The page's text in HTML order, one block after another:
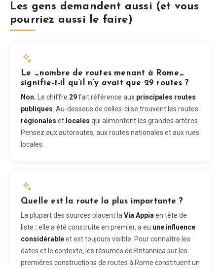
Les gens demandent aussi (et vous
pourriez aussi le faire)
Le _nombre de routes menant à Rome_
signifie-t-il qu’il n’y avait que 29 routes ?
Non. Le chiffre 29fait référence aux principales routes
publiques . Au-dessous de celles-ci se trouvent les routes
régionales et locales qui alimentent les grandes artères.
Pensez aux autoroutes, aux routes nationales et aux rues
locales.
Quelle est la route la plus importante ?
La plupart des sources placent la Via Appia en tête de
liste : elle a été construite en premier, a eu une influence
considérableet est toujours visible. Pour connaître les
dates et le contexte, les résumés de Britannica sur les
premières constructions de routes à Rome constituent un